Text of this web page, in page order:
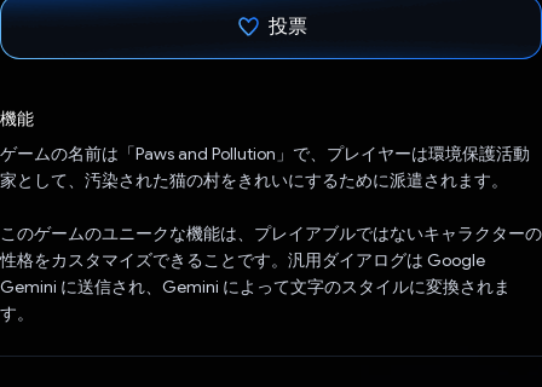
投票
機能
ゲームの名前は「Paws and Pollution」で、プレイヤーは環境保護活動
家として、汚染された猫の村をきれいにするために派遣されます。
このゲームのユニークな機能は、プレイアブルではないキャラクターの
性格をカスタマイズできることです。汎用ダイアログは Google
Gemini に送信され、Gemini によって文字のスタイルに変換されま
す。